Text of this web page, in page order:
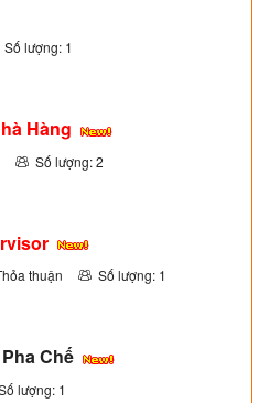
Số lượng: 1
Hàng
Số lượng: 2
thuận Số lượng: 1
Chế
lượng: 1